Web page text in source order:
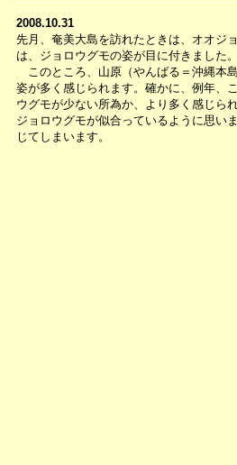
2008.10.31
先月、奄美大島を訪れたときは、オオジ
は、ジョロウグモの姿が目に付きました。
このところ、山原（やんばる＝沖縄本
姿が多く感じられます。確かに、例年、
ウグモが少ない所為か、より多く感じら
ジョロウグモが似合っているように思い
じてしまいます。